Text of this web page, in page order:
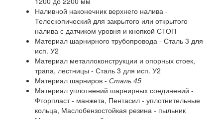
Наливной наконечник верхнего налива -
Телескопический для закрытого или открытого
налива с датчиком уровня и кнопкой СТОП
Материал шарнирного трубопровода - Сталь 3 для
исп. У2
Материал металлоконструкции и опорных стоек,
трапа, лестницы - Сталь 3 для исп. У2
Материал шарниров - Сталь 45
Материал уплотнений шарнирных соединений -
Фторпласт - манжета, Пентасил - уплотнительные
кольца, Маслобензостойкая резина - пыльник